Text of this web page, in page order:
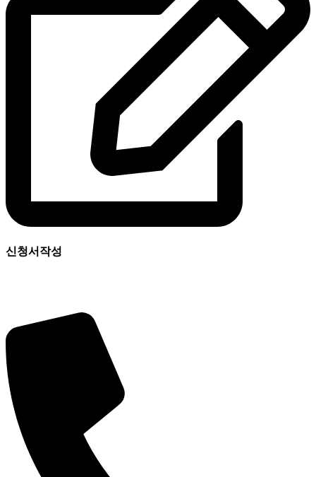
신청서작성